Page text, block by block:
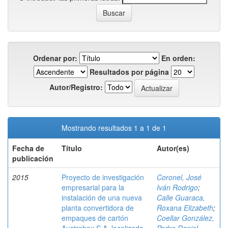
Ordenar por:
En orden:
Resultados por página
Autor/Registro:
Mostrando resultados 1 a 1 de 1
Fecha de
publicación
Título Autor(es)
2015
Proyecto de investigación
empresarial para la
instalación de una nueva
planta convertidora de
empaques de cartón
Coronel, José
Iván Rodrigo;
Calle Guaraca,
Roxana Elizabeth;
Coellar González,